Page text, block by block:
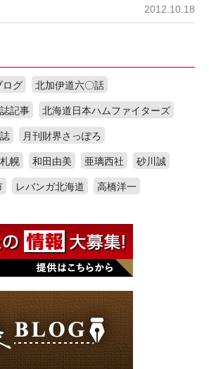
2012.10.18
ログ
北加伊道六〇話
記事
北海道日本ハムファイターズ
月刊財界さっぽろ
幌
和田由美 亜璃西社
砂川誠
レバンガ北海道 高橋洋一